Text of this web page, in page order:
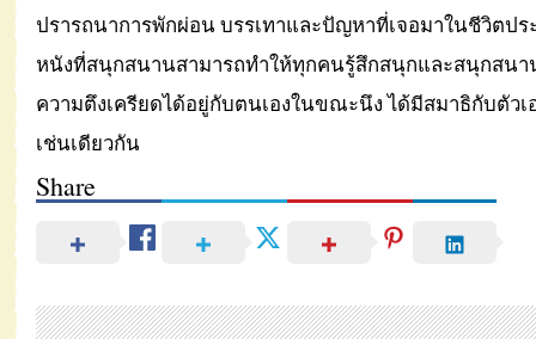
ปรารถนาการพักผ่อน บรรเทาและปัญหาที่เจอมาในชีวิตปร
หนังที่สนุกสนานสามารถทำให้ทุกคนรู้สึกสนุกและสนุกสน
ความตึงเครียดได้อยู่กับตนเองในขณะนึง ได้มีสมาธิกับตัว
เช่นเดียวกัน
Share